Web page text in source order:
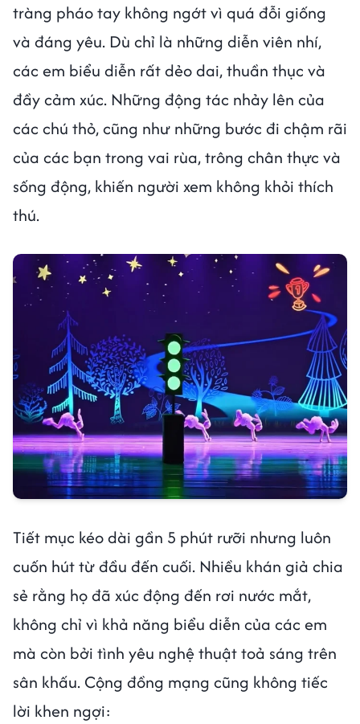
tràng pháo tay không ngớt vì quá đỗi giống
và đáng yêu. Dù chỉ là những diễn viên nhí,
các em biểu diễn rất dẻo dai, thuần thục và
đầy cảm xúc. Những động tác nhảy lên của
các chú thỏ, cũng như những bước đi chậm rãi
của các bạn trong vai rùa, trông chân thực và
sống động, khiến người xem không khỏi thích
thú.
Tiết mục kéo dài gần 5 phút rưỡi nhưng luôn
cuốn hút từ đầu đến cuối. Nhiều khán giả chia
sẻ rằng họ đã xúc động đến rơi nước mắt,
không chỉ vì khả năng biểu diễn của các em
mà còn bởi tình yêu nghệ thuật toả sáng trên
sân khấu. Cộng đồng mạng cũng không tiếc
lời khen ngợi: